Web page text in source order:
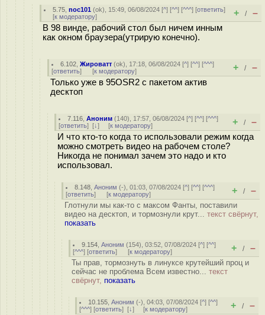
5.75 ,noc101 (ok), 15:49, 06/08/2024 [^] [^^] [^^^] [ответить]
[к модератору] + / –
В 98 винде, рабочий стол был ничем инным
как окном браузера(утрирую конечно).
6.102 ,Жироватт (ok), 17:18, 06/08/2024 [^] [^^] [^^^]
[ответить] [к модератору] + / –
Только уже в 95OSR2 с пакетом актив
десктоп
7.116 ,Аноним (140), 17:57, 06/08/2024 [^] [^^] [^^^]
[ответить] [↓] [к модератору] + / –
И что кто-то когда то использовали режим когда
можно смотреть видео на рабочем столе?
Никогда не понимал зачем это надо и кто
использовал.
8.148 ,Аноним (-), 01:03, 07/08/2024 [^] [^^] [^^^]
[ответить] [к модератору] + / –
Глотнули мы как-то с максом Фанты, поставили
видео на десктоп, и тормознули крут... текст свёрнут,
показать
9.154 ,Аноним (154), 03:52, 07/08/2024 [^] [^^]
[^^^] [ответить] [к модератору] + / –
Ты прав, тормознуть в линуксе крутейший проц и
сейчас не проблема Всем известно... текст
свёрнут, показать
10.155 ,Аноним (-), 04:03, 07/08/2024 [^] [^^]
[^^^] [ответить] [↓] [к модератору] + / –